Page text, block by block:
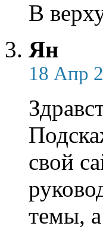
В
Ян
18 Апр
свой
темы,